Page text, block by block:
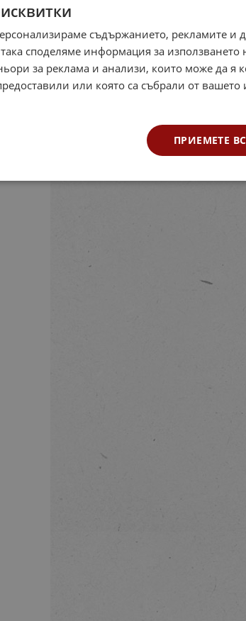
съдържанието, рекламите и
споделяме информация за използването
за реклама и анализи, които може да я
или която са събрали от вашето
ПРИЕМЕТЕ